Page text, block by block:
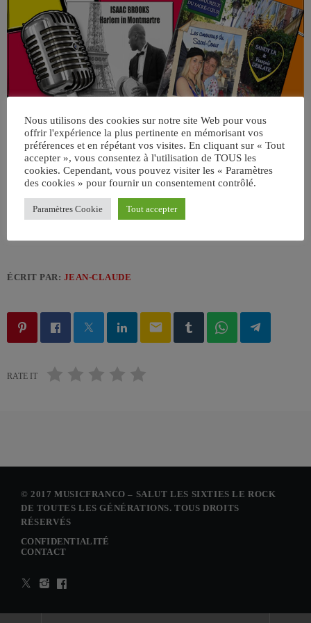
ÉCRIT PAR: JEAN-CLAUDE
email
RATE IT
© 2017 MUSICFRANCO – SALUT LES SIXTIES LE ROCK
DE TOUTES LES GÉNÉRATIONS. TOUS DROITS
RÉSERVÉS
CONFIDENTIALITÉ
CONTACT
Nous utilisons des cookies sur notre site Web pour vous
offrir l'expérience la plus pertinente en mémorisant vos
préférences et en répétant vos visites. En cliquant sur « Tout
accepter », vous consentez à l'utilisation de TOUS les
cookies. Cependant, vous pouvez visiter les « Paramètres
des cookies » pour fournir un consentement contrôlé.
Paramètres Cookie Tout accepter